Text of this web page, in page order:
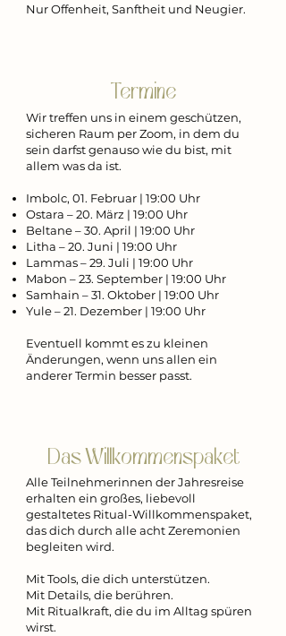
Nur Offenheit, Sanftheit und Neugier.
Termine
Wir treffen uns in einem geschützen,
sicheren Raum per Zoom, in dem du
sein darfst genauso wie du bist, mit
allem was da ist.
Imbolc, 01. Februar | 19:00 Uhr
Ostara – 20. März | 19:00 Uhr
Beltane – 30. April | 19:00 Uhr
Litha – 20. Juni | 19:00 Uhr
Lammas – 29. Juli | 19:00 Uhr
Mabon – 23. September | 19:00 Uhr
Samhain – 31. Oktober | 19:00 Uhr
Yule – 21. Dezember | 19:00 Uhr
Eventuell kommt es zu kleinen
Änderungen, wenn uns allen ein
anderer Termin besser passt.
Das Willkommenspaket
Alle Teilnehmerinnen der Jahresreise
erhalten ein großes, liebevoll
gestaltetes Ritual-Willkommenspaket,
das dich durch alle acht Zeremonien
begleiten wird.
Mit Tools, die dich unterstützen.
Mit Details, die berühren.
Mit Ritualkraft, die du im Alltag spüren
wirst.